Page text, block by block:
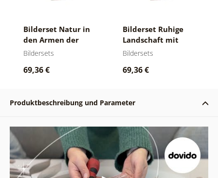
Bilderset Natur in
den Armen der
Sonne
Bildersets
69,36 €
Bilderset Ruhige
Landschaft mit
Löwenzahn
Bildersets
69,36 €
Produktbeschreibung und Parameter